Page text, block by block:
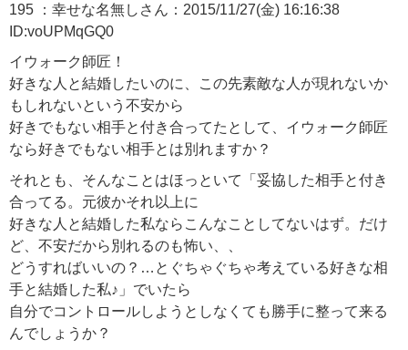
195 ：幸せな名無しさん：2015/11/27(金) 16:16:38
ID:voUPMqGQ0
イウォーク師匠！
好きな人と結婚したいのに、この先素敵な人が現れないか
もしれないという不安から
好きでもない相手と付き合ってたとして、イウォーク師匠
なら好きでもない相手とは別れますか？
それとも、そんなことはほっといて「妥協した相手と付き
合ってる。元彼かそれ以上に
好きな人と結婚した私ならこんなことしてないはず。だけ
ど、不安だから別れるのも怖い、、
どうすればいいの？…とぐちゃぐちゃ考えている好きな相
手と結婚した私♪」でいたら
自分でコントロールしようとしなくても勝手に整って来る
んでしょうか？